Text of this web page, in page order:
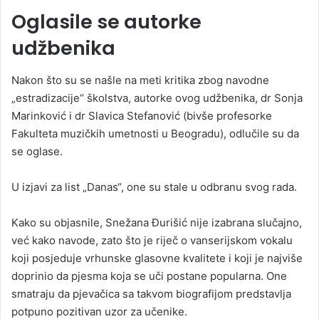
Oglasile se autorke
udžbenika
Nakon što su se našle na meti kritika zbog navodne
„estradizacije“ školstva, autorke ovog udžbenika, dr Sonja
Marinković i dr Slavica Stefanović (bivše profesorke
Fakulteta muzičkih umetnosti u Beogradu), odlučile su da
se oglase.
U izjavi za list „Danas“, one su stale u odbranu svog rada.
Kako su objasnile, Snežana Đurišić nije izabrana slučajno,
već kako navode, zato što je riječ o vanserijskom vokalu
koji posjeduje vrhunske glasovne kvalitete i koji je najviše
doprinio da pjesma koja se uči postane popularna. One
smatraju da pjevačica sa takvom biografijom predstavlja
potpuno pozitivan uzor za učenike.